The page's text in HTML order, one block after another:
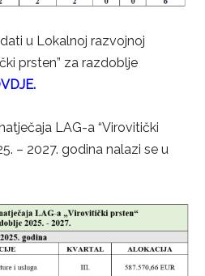
u Lokalnoj razvojnoj
prsten” za razdoblje
.
LAG-a “Virovitički
– 2027. godina nalazi se u